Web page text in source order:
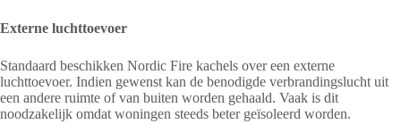
Externe luchttoevoer
Standaard beschikken Nordic Fire kachels over een externe
luchttoevoer. Indien gewenst kan de benodigde verbrandingslucht uit
een andere ruimte of van buiten worden gehaald. Vaak is dit
noodzakelijk omdat woningen steeds beter geïsoleerd worden.